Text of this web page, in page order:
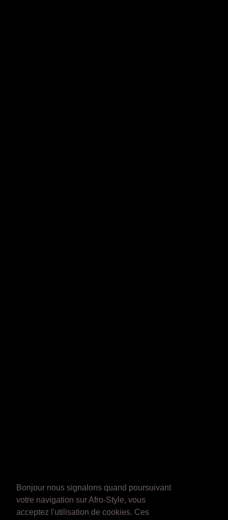
Bonjour nous signalons quand poursuivant
votre navigation sur Afro-Style, vous
acceptez l'utilisation de cookies. Ces